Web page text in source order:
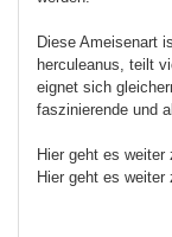
Diese Ameisenart
herculeanus, teilt
eignet sich
faszinierende und
Hier geht es weiter
Hier geht es weiter